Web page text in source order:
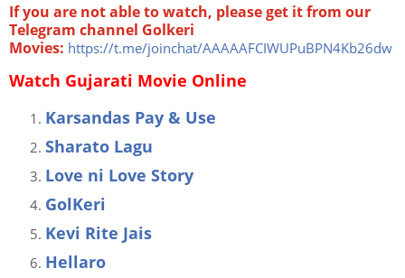
If you are not able to watch, please get it from our
Telegram channel Golkeri
Movies: https://t.me/joinchat/AAAAAFCIWUPuBPN4Kb26dw
Watch Gujarati Movie Online
Karsandas Pay & Use
Sharato Lagu
Love ni Love Story
GolKeri
Kevi Rite Jais
Hellaro